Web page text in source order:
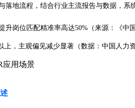
落地流程，结合行业主流报告与数据，系
升岗位匹配精准率高达50%（来源：《中
上，主观偏见减少显著（数据：中国人力